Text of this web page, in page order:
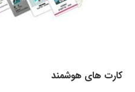
کارت های هوشمند